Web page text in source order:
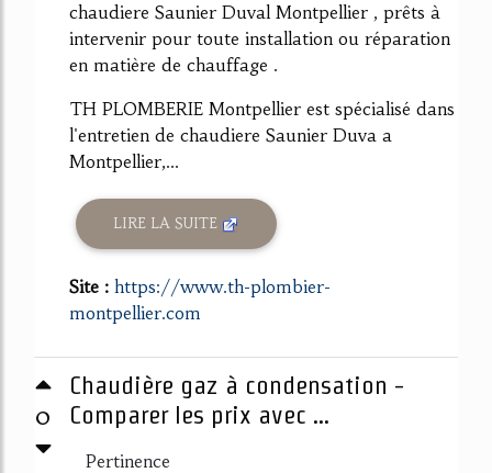
chaudiere Saunier Duval Montpellier , prêts à
intervenir pour toute installation ou réparation
en matière de chauffage .
TH PLOMBERIE Montpellier est spécialisé dans
l'entretien de chaudiere Saunier Duva a
Montpellier,...
LIRE LA SUITE
Site : https://www.th-plombier-
montpellier.com
0
Chaudière gaz à condensation -
Comparer les prix avec ...
Pertinence